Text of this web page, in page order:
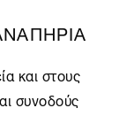
και στους
συνοδούς